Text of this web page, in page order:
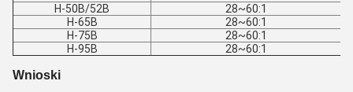
H-50B/52B
28~60:1
H-65B
28~60:1
H-75B
28~60:1
H-95B
28~60:1
Wnioski